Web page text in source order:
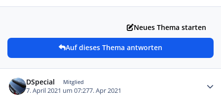
Neues Thema starten
Auf dieses Thema antworten
DSpecial Mitglied
7. April 2021 um 07:277. Apr 2021